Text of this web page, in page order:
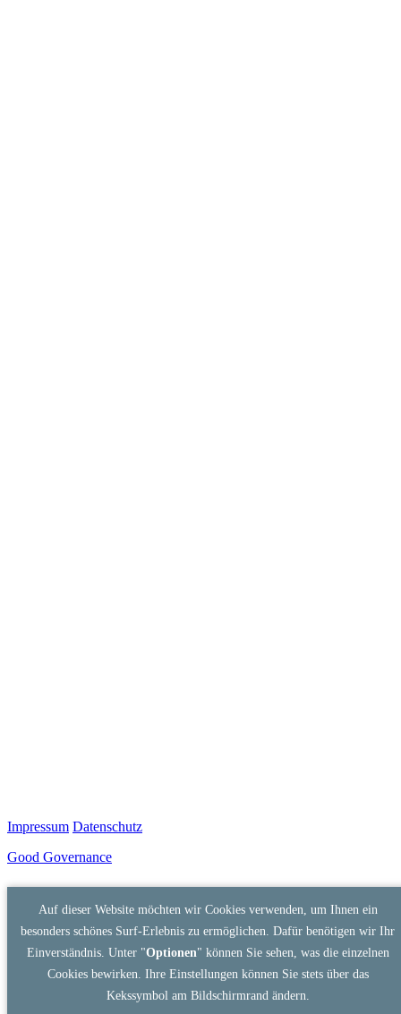
Impressum Datenschutz
Good Governance
Auf dieser Website möchten wir Cookies verwenden, um Ihnen ein
besonders schönes Surf-Erlebnis zu ermöglichen. Dafür benötigen wir Ihr
Einverständnis. Unter "Optionen" können Sie sehen, was die einzelnen
Cookies bewirken. Ihre Einstellungen können Sie stets über das
Kekssymbol am Bildschirmrand ändern.